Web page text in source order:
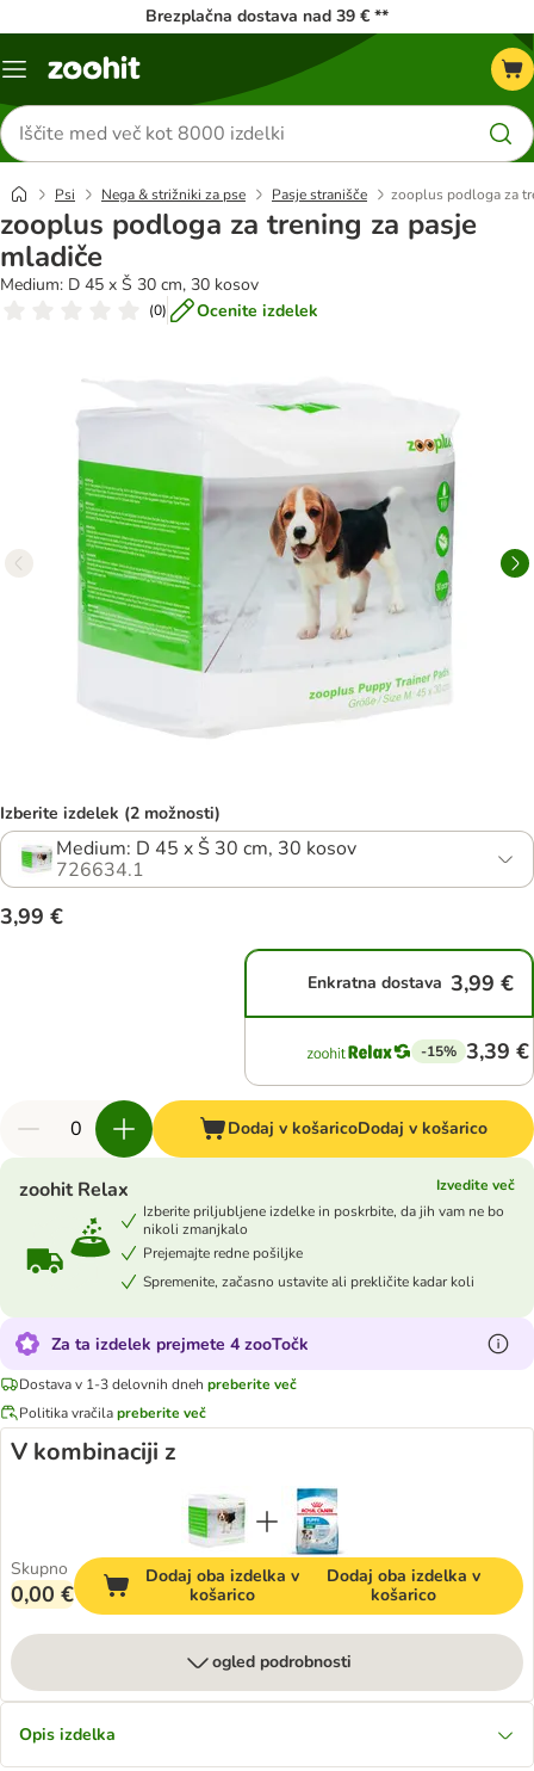
Brezplačna dostava nad 39 € **
Meni
Iskanje
izdelkov
Psi Nega & strižniki za pse Pasje stranišče zooplus podloga za
zooplus podloga za trening za pasje
mladiče
Medium: D 45 x Š 30 cm, 30 kosov
(0) Ocenite izdelek
Izberite izdelek (2 možnosti)
Medium: D 45 x Š 30 cm, 30 kosov
726634.1
3,99 €
Enkratna dostava 3,99 €
-15% 3,39 €
Dodaj v košaricoDodaj v košarico
zoohit Relax
Izvedite več
Izberite priljubljene izdelke in poskrbite, da jih vam ne bo
nikoli zmanjkalo
Prejemajte redne pošiljke
Spremenite, začasno ustavite ali prekličite kadar koli
Za ta izdelek prejmete 4 zooTočk
Dostava v 1-3 delovnih dneh preberite več
Politika vračilapreberite več
V kombinaciji z
Skupno
0,00 €
Dodaj oba izdelka v
košarico
Dodaj oba izdelka v
košarico
ogled podrobnosti
Opis izdelka